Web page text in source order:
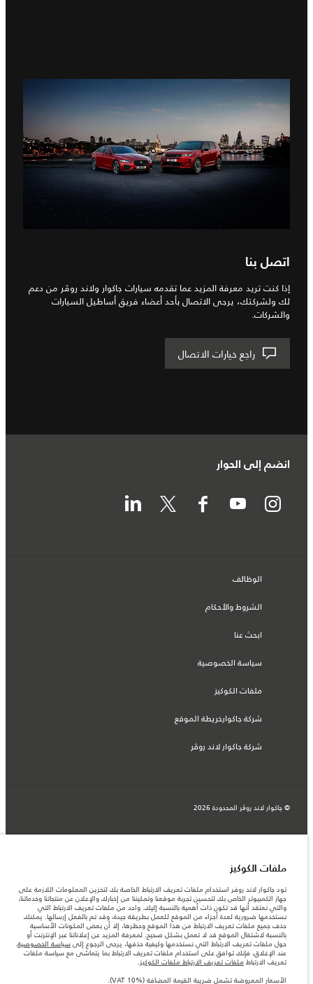
اتصل بنا
إذا كنت تريد معرفة المزيد عما تقدمه سيارات جاكوار ولاند روڤر من دعم
لك ولشركتك، يرجى الاتصال بأحد أعضاء فريق أساطيل السيارات
والشركات.
راجع خيارات الاتصال
انضم إلى الحوار
الوظائف
الشروط والأحكام
ابحث عنا
سياسة الخصوصية
ملفات الكوكيز
شركة جاكوارخريطة الموقع
شركة جاكوار لاند روڤر
© جاكوار لاند روڨر المحدودة 2026
آخر، كما أنّها قد تتغير بدون إشعار مسبق. الرجاء التواصل مع وكيلنا المحلي للتأكد من توفّرها
والتحقق من الأسعار.
الأرقام المقدمة هي نتيجة لاختبارات المصنع الرسمية وفقاً لتشريعات الاتحاد الأوروبي. قد
يتباين استهلك الوقود الفعلي للمركبة عن ذلك المتحقق في تلك الاختبارات كما أن هذه
الأرقام بغرض المقارنة فحسب.
ملاحظة مهمة حول الصور والمواصفات. إن النقص العالمي في أشباه الموصلات يؤثر حاليًا
في مواصفات تصميم السيارات وتوفر الخيارات وتوقيتات التصاميم. هذا ظرف ديناميكي
للغاية، ونتيجة لذلك، قد لا تمثّل الصور المستخدَمة ضمن موقع الويب حاليًا المواصفات الحالية
بالكامل بالنسبة إلى الميزات والخيارات والحلية ومجموعات الألوان. يرجى استشارة وكيلك الذي
سيتمكّن من تأكيد أي تقييدات حالية معك للسماح لك باتخاذ قرار مدروس
الأسعار المعروضة تشمل ضريبة القيمة المضافة (VAT).
ملفات الكوكيز
تود جاكوار لاند روفر استخدام ملفات تعريف الارتباط الخاصة بك لتخزين المعلومات اللازمة على
جهاز الكمبيوتر الخاص بك لتحسين تجربة موقعنا وتمكيننا من إخبارك والإعلان عن منتجاتنا وخدماتنا،
والتي نعتقد أنها قد تكون ذات أهمية بالنسبة إليك. واحد من ملفات تعريف الارتباط التي
نستخدمها ضرورية لعدة أجزاء من الموقع للعمل بطريقة جيدة، وقد تم بالفعل إرسالها. يمكنك
حذف جميع ملفات تعريف الارتباط من هذا الموقع وحظرها، إلا أن بعض المكونات الأساسية
بالنسبة لاشتغال الموقع قد لا تعمل بشكل صحيح. لمعرفة المزيد عن إعلاناتنا عبر الإنترنت أو
حول ملفات تعريف الارتباط التي نستخدمها وكيفية حذفها، يرجى الرجوع إلى سياسة الخصوصية.
عند الإغلاق، فإنك توافق على استخدام ملفات تعريف الارتباط بما يتماشى مع سياسة ملفات
تعريف الارتباط ملفات تعريف الارتباط ملفات الكوكيز.
الأسعار المعروضة تشمل ضريبة القيمة المضافة (VAT 10%).